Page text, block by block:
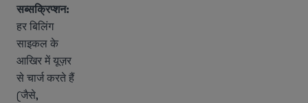
सब्सक्रिप्शन:
हर बिलिंग
साइकल के
आखिर में यूज़र
से चार्ज करते हैं
(जैसे,